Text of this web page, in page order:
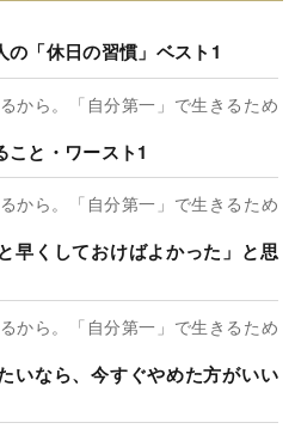
「休日の習慣」ベスト1
から。「自分第一」で生きるため
こと・ワースト1
から。「自分第一」で生きるため
早くしておけばよかった」と思
から。「自分第一」で生きるため
いなら、今すぐやめた方がいい